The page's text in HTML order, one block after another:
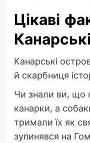
Цікаві
Канарські
й скарбниця
Чи знали ви, що
канарки, а
тримали їх як
зупинявся на